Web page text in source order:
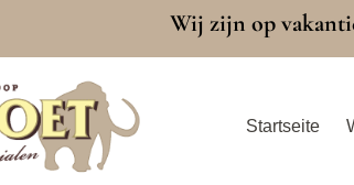
Wij zijn op
Startseite